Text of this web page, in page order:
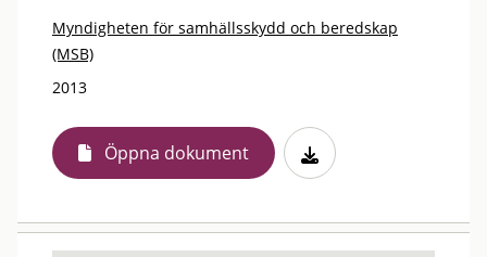
Myndigheten för samhällsskydd och beredskap
(MSB)
2013
Öppna dokument